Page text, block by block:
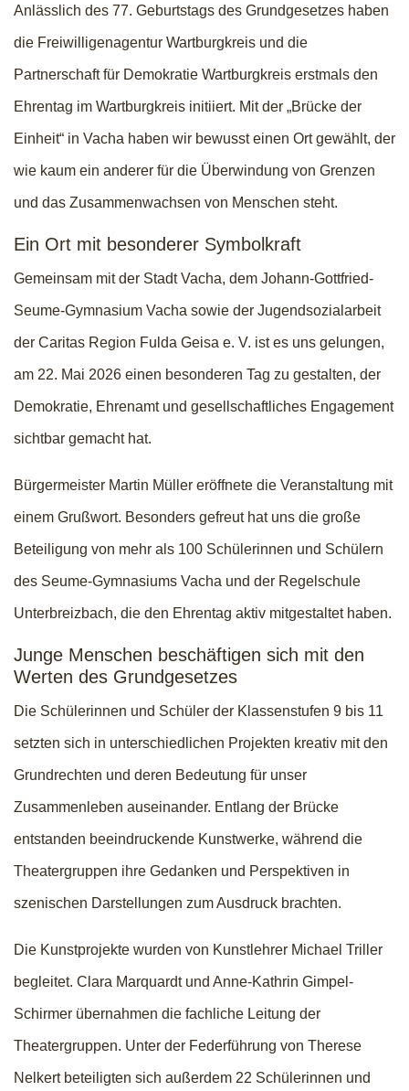
Anlässlich des 77. Geburtstags des Grundgesetzes haben
die Freiwilligenagentur Wartburgkreis und die
Partnerschaft für Demokratie Wartburgkreis erstmals den
Ehrentag im Wartburgkreis initiiert. Mit der „Brücke der
Einheit“ in Vacha haben wir bewusst einen Ort gewählt, der
wie kaum ein anderer für die Überwindung von Grenzen
und das Zusammenwachsen von Menschen steht.
Ein Ort mit besonderer Symbolkraft
Gemeinsam mit der Stadt Vacha, dem Johann-Gottfried-
Seume-Gymnasium Vacha sowie der Jugendsozialarbeit
der Caritas Region Fulda Geisa e. V. ist es uns gelungen,
am 22. Mai 2026 einen besonderen Tag zu gestalten, der
Demokratie, Ehrenamt und gesellschaftliches Engagement
sichtbar gemacht hat.
Bürgermeister Martin Müller eröffnete die Veranstaltung mit
einem Grußwort. Besonders gefreut hat uns die große
Beteiligung von mehr als 100 Schülerinnen und Schülern
des Seume-Gymnasiums Vacha und der Regelschule
Unterbreizbach, die den Ehrentag aktiv mitgestaltet haben.
Junge Menschen beschäftigen sich mit den
Werten des Grundgesetzes
Die Schülerinnen und Schüler der Klassenstufen 9 bis 11
setzten sich in unterschiedlichen Projekten kreativ mit den
Grundrechten und deren Bedeutung für unser
Zusammenleben auseinander. Entlang der Brücke
entstanden beeindruckende Kunstwerke, während die
Theatergruppen ihre Gedanken und Perspektiven in
szenischen Darstellungen zum Ausdruck brachten.
Die Kunstprojekte wurden von Kunstlehrer Michael Triller
begleitet. Clara Marquardt und Anne-Kathrin Gimpel-
Schirmer übernahmen die fachliche Leitung der
Theatergruppen. Unter der Federführung von Therese
Nelkert beteiligten sich außerdem 22 Schülerinnen und